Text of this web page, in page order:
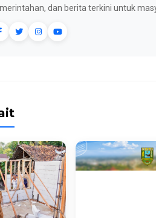
dan berita terkini untuk